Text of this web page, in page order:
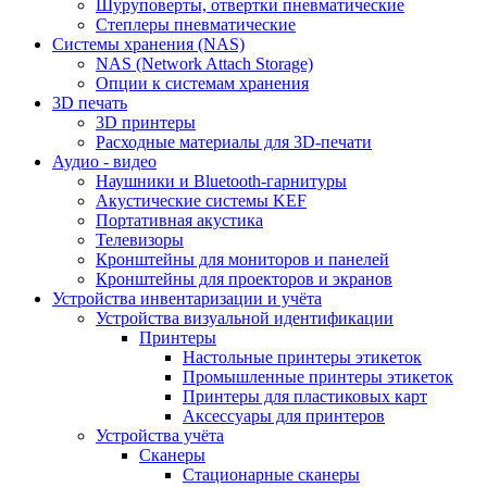
Шуруповерты, отвертки пневматические
Степлеры пневматические
Cистемы хранения (NAS)
NAS (Network Attach Storage)
Опции к системам хранения
3D печать
3D принтеры
Расходные материалы для 3D-печати
Аудио - видео
Наушники и Bluetooth-гарнитуры
Акустические системы KEF
Портативная акустика
Телевизоры
Кронштейны для мониторов и панелей
Кронштейны для проекторов и экранов
Устройства инвентаризации и учёта
Устройства визуальной идентификации
Принтеры
Настольные принтеры этикеток
Промышленные принтеры этикеток
Принтеры для пластиковых карт
Аксессуары для принтеров
Устройства учёта
Сканеры
Стационарные сканеры